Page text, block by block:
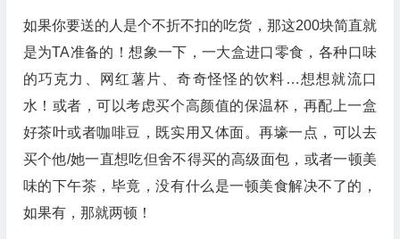
如果你要送的人是个不折不扣的吃货，那这200块简直就
是为TA准备的！想象一下，一大盒进口零食，各种口味
的巧克力、网红薯片、奇奇怪怪的饮料…想想就流口
水！或者，可以考虑买个高颜值的保温杯，再配上一盒
好茶叶或者咖啡豆，既实用又体面。再壕一点，可以去
买个他/她一直想吃但舍不得买的高级面包，或者一顿美
味的下午茶，毕竟，没有什么是一顿美食解决不了的，
如果有，那就两顿！